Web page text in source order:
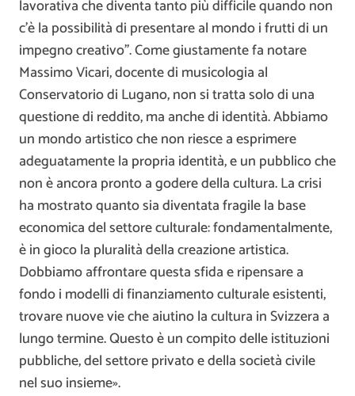
lavorativa che diventa tanto più difficile quando non
c’è la possibilità di presentare al mondo i frutti di un
impegno creativo”. Come giustamente fa notare
Massimo Vicari, docente di musicologia al
Conservatorio di Lugano, non si tratta solo di una
questione di reddito, ma anche di identità. Abbiamo
un mondo artistico che non riesce a esprimere
adeguatamente la propria identità, e un pubblico che
non è ancora pronto a godere della cultura. La crisi
ha mostrato quanto sia diventata fragile la base
economica del settore culturale: fondamentalmente,
è in gioco la pluralità della creazione artistica.
Dobbiamo affrontare questa sfida e ripensare a
fondo i modelli di finanziamento culturale esistenti,
trovare nuove vie che aiutino la cultura in Svizzera a
lungo termine. Questo è un compito delle istituzioni
pubbliche, del settore privato e della società civile
nel suo insieme».